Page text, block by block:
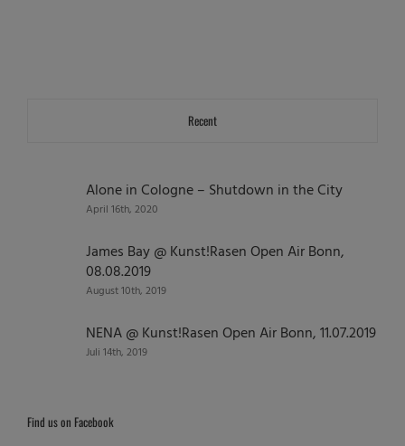
Recent
Alone in Cologne – Shutdown in the City
April 16th, 2020
James Bay @ Kunst!Rasen Open Air Bonn,
08.08.2019
August 10th, 2019
NENA @ Kunst!Rasen Open Air Bonn, 11.07.2019
Juli 14th, 2019
Find us on Facebook